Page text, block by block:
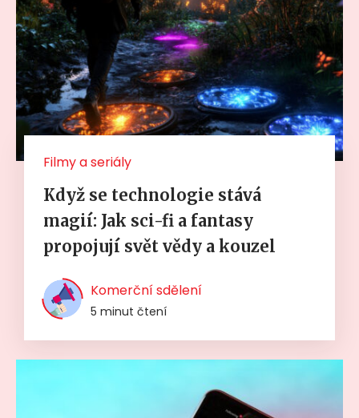
Filmy a seriály
Když se technologie stává
magií: Jak sci-fi a fantasy
propojují svět vědy a kouzel
Komerční sdělení
5 minut čtení